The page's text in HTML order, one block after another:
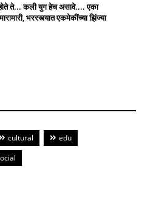
ते... कली युग हेच असावे.... एका
भररस्त्यात एकमेकींच्या झिंज्या
cultural
edu